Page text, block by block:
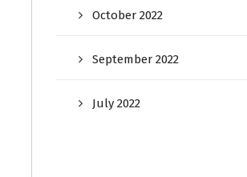
October 2022
September 2022
July 2022